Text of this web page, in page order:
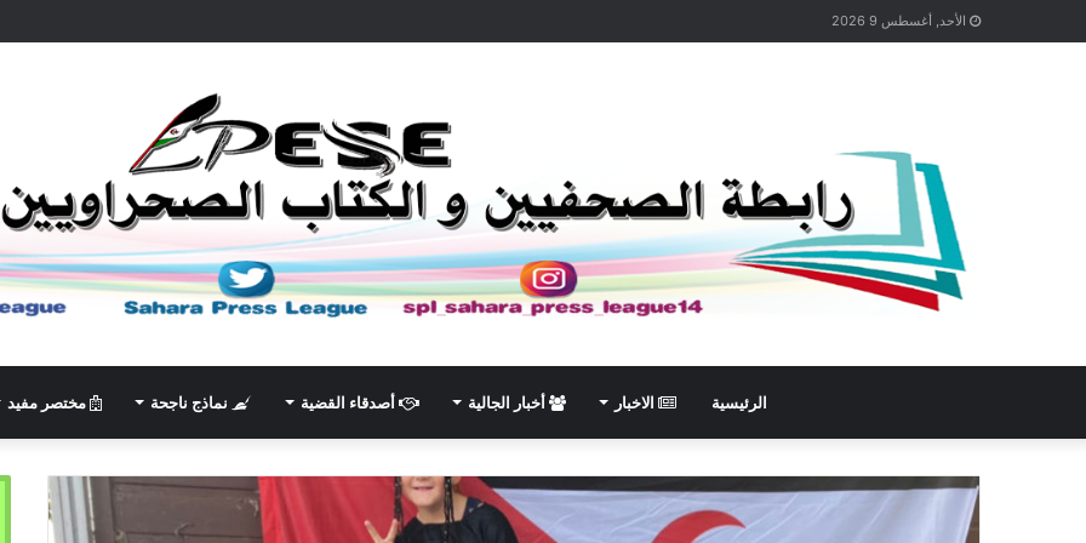
الأحد, أغسطس 9 2026
الرئيسية الاخبار أخبار الجالية أصدقاء القضية نماذج ناجحة مختصر مفيد